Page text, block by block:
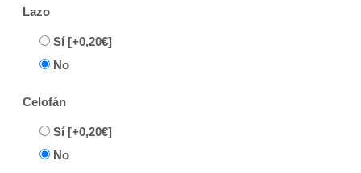
Lazo
Sí [+0,20€]
No
Celofán
Sí [+0,20€]
No